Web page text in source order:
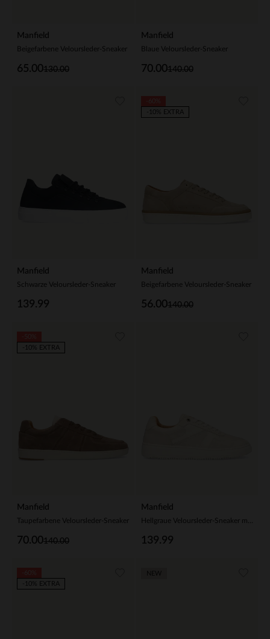
Manfield
Beigefarbene Veloursleder-Sneaker
130.00
65.00
Manfield
Blaue Veloursleder-Sneaker
140.00
70.00
Manfield
Schwarze Veloursleder-Sneaker
139.99
Manfield
Beigefarbene Veloursleder-Sneaker
140.00
56.00
-10% EXTRA
Manfield
Taupefarbene Veloursleder-Sneaker
140.00
70.00
-10% EXTRA
Manfield
139.99
-10% EXTRA